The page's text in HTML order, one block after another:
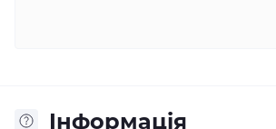
Iнформація